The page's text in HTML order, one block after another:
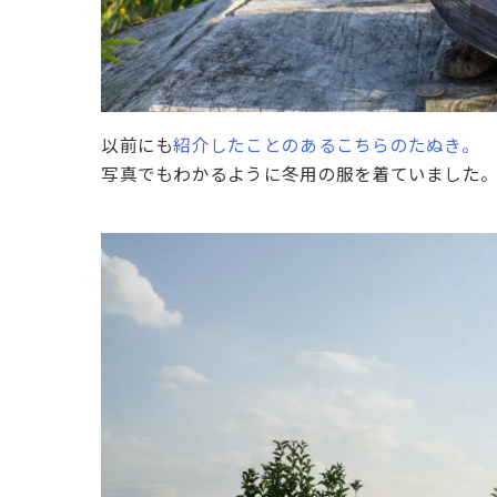
以前にも紹介したことのあるこちらのたぬき。
写真でもわかるように冬用の服を着ていました